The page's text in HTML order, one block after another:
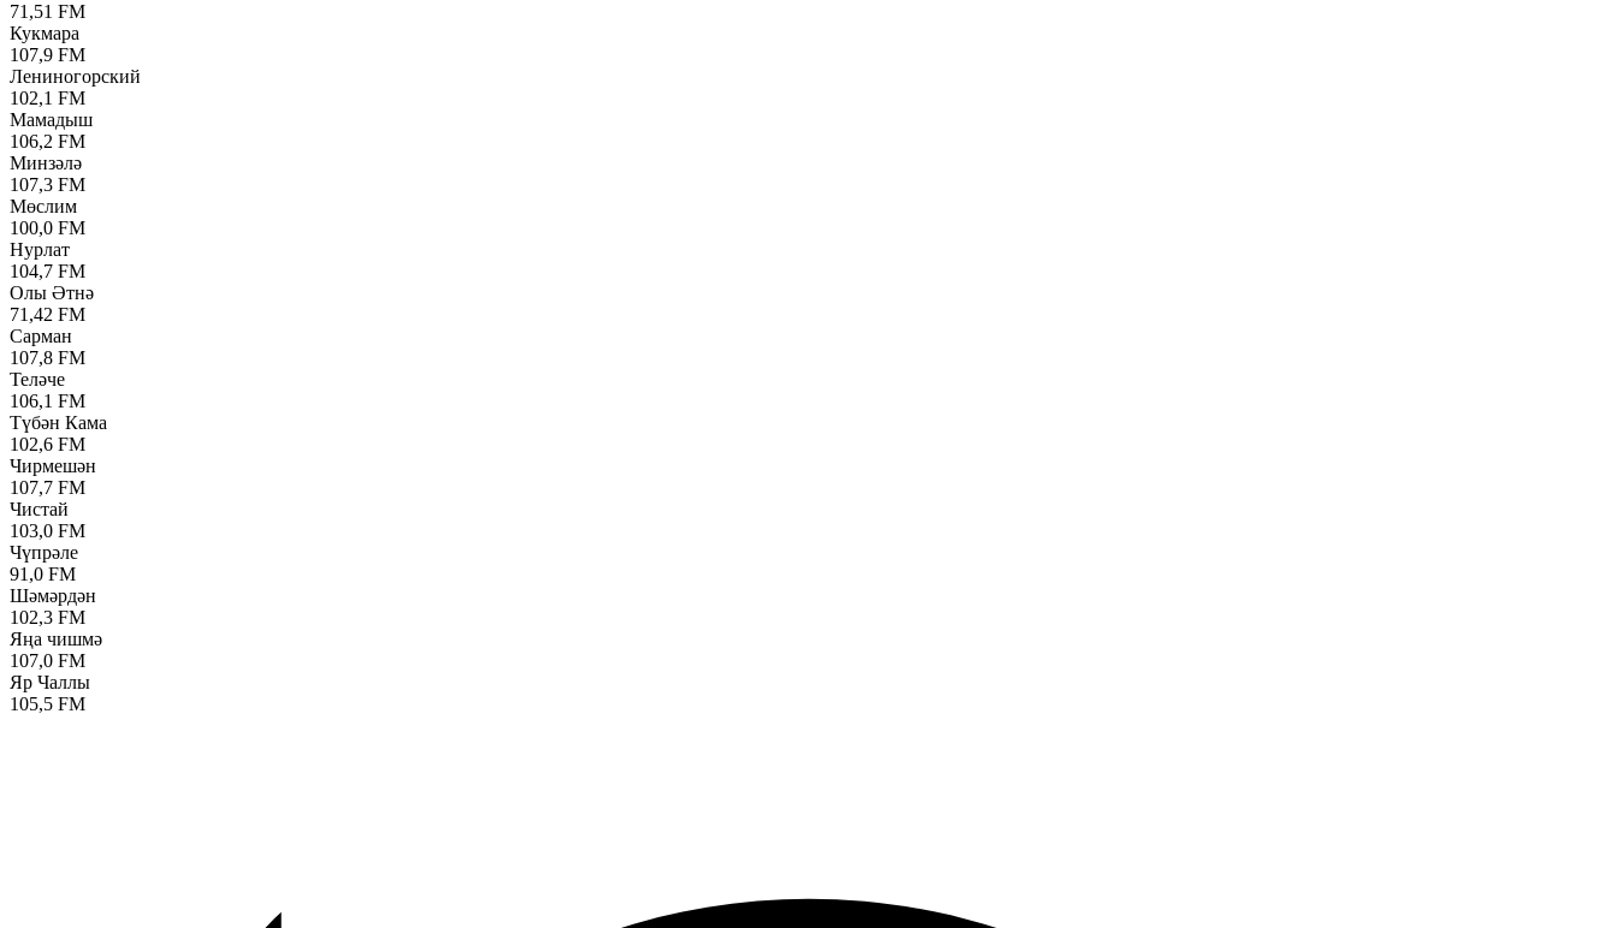
71,51 FM
Кукмара
107,9 FM
Лениногорский
102,1 FM
Мамадыш
106,2 FM
Минзәлә
107,3 FM
Мөслим
100,0 FM
Нурлат
104,7 FM
Олы Әтнә
71,42 FM
Сарман
107,8 FM
Теләче
106,1 FM
Түбән Кама
102,6 FM
Чирмешән
107,7 FM
Чистай
103,0 FM
Чүпрәле
91,0 FM
Шәмәрдән
102,3 FM
Яңа чишмә
107,0 FM
Яр Чаллы
105,5 FM